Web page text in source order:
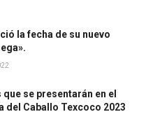
la fecha de su nuevo
se presentarán en el
del Caballo Texcoco 2023